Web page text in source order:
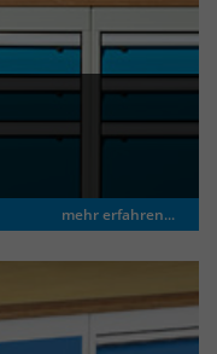
mehr erfahren...